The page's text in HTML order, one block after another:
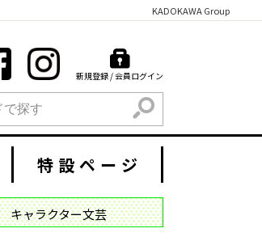
KADOKAWA Group
新規登録 / 会員ログイン
検索
特設ページ
キャラクター文芸